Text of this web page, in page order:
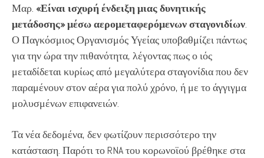
Μαρ. «Είναι ισχυρή ένδειξη μιας δυνητικής
μετάδοσης»μέσω αερομεταφερόμενων σταγονιδίων.
Ο Παγκόσμιος Οργανισμός Υγείας υποβαθμίζει πάντως
για την ώρα την πιθανότητα, λέγοντας πως ο ιός
μεταδίδεται κυρίως από μεγαλύτερα σταγονίδια που δεν
παραμένουν στον αέρα για πολύ χρόνο, ή με το άγγιγμα
μολυσμένων επιφανειών.
Τα νέα δεδομένα, δεν φωτίζουν περισσότερο την
κατάσταση. Παρότι το RNA του κορωνοϊού βρέθηκε στα